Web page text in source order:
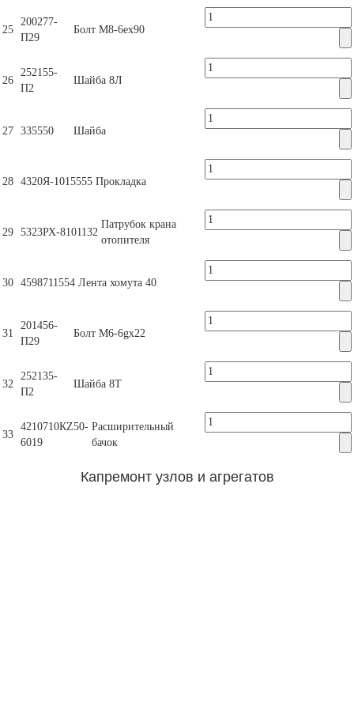
25
200277-
П29
Болт М8-6ех90
26
252155-
П2
Шайба 8Л
27 335550 Шайба
28 4320Я-1015555 Прокладка
29 5323РХ-8101132
Патрубок крана
отопителя
30 4598711554 Лента хомута 40
31
201456-
П29
Болт М6-6gх22
32
252135-
П2
Шайба 8Т
33
4210710КZ50-
6019
Расширительный
бачок
Капремонт узлов и агрегатов